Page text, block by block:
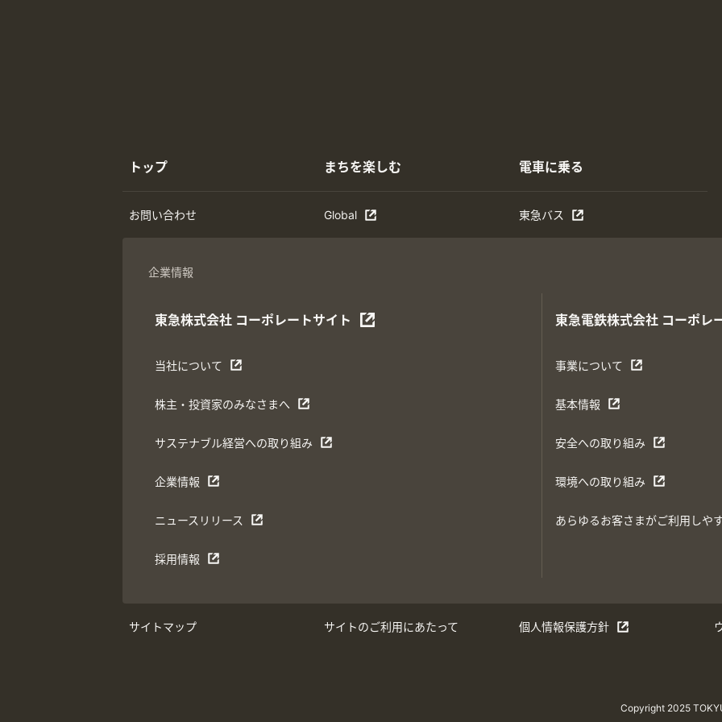
トップ まちを楽しむ 電車に乗る
お問い合わせ Global 東急バス
企業情報
東急株式会社 コーポレートサイト
当社について
株主・投資家のみなさまへ
サステナブル経営への取り組み
企業情報
ニュースリリース
採用情報
東急電鉄株式会社 コーポレ
事業について
基本情報
安全への取り組み
環境への取り組み
あらゆるお客さまがご利用しや
サイトマップ サイトのご利用にあたって 個人情報保護方針
Copyright 2025